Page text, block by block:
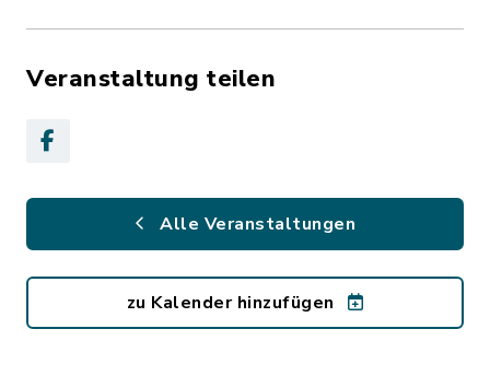
Veranstaltung teilen
Alle Veranstaltungen
zu Kalender hinzufügen